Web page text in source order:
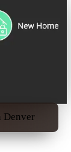
Denver